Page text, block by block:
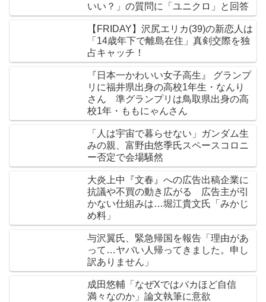
いい？」の質問に「ユニクロ」と回答
【FRIDAY】沢尻エリカ(39)の新恋人は
「14歳年下で離島在住」真剣交際を独
占キャッチ！
『日本一かわいい女子高生』 グランプ
リに福井県出身の高校1年生・なんり
さん 準グランプリは鳥取県出身の高
校1年・ももにゃんさん
「人は宇宙で暮らせない」ガンダム生
みの親、富野由悠季氏スペースコロニ
ー否定で会場騒然
大炎上中『文春』への広告出稿企業に
抗議や不買の動き広がる 広告主が引
かない仕組みは…堀江貴文氏「みかじ
め料」
与沢翼氏、緊急帰国を報告「理由があ
って…ヤバい人帰ってきました。申し
訳ありません」
成田悠輔「なぜXではバカほど自信
満々なのか」論文執筆に意欲